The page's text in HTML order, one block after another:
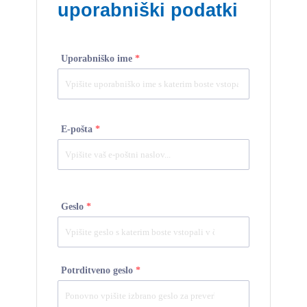
uporabniški podatki
Uporabniško ime*
E-pošta*
Geslo*
Potrditveno geslo*